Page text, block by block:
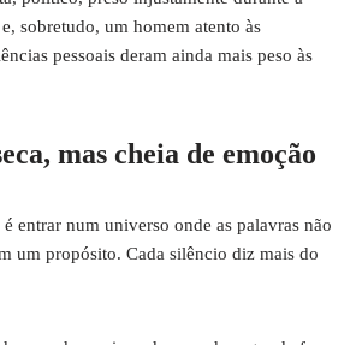
sobretudo, um homem atento às
pessoais deram ainda mais peso às
mas cheia de emoção
entrar num universo onde as palavras não
um propósito. Cada silêncio diz mais do